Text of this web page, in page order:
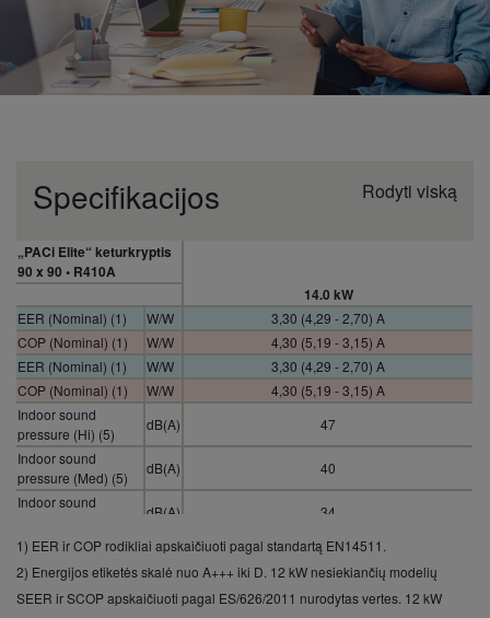
Specifikacijos Rodyti viską
„PACi Elite“ keturkryptis
90 x 90 • R410A
14.0 kW
EER (Nominal) (1) W/W
3,30 (4,29 - 2,70) A
COP (Nominal) (1)
W/W
4,30 (5,19 - 3,15) A
EER (Nominal) (1)
W/W
3,30 (4,29 - 2,70) A
COP (Nominal) (1)
W/W
4,30 (5,19 - 3,15) A
Indoor sound
pressure (Hi) (5)
dB(A)
47
Indoor sound
pressure (Med) (5)
dB(A)
40
Indoor sound
dB(A)
34
Outdoor
recommended fuse
A
16
indoor / outdoor
mm²
2,5
1) EER ir COP rodikliai apskaičiuoti pagal standartą EN14511.
2) Energijos etiketės skalė nuo A+++ iki D. 12 kW nesiekiančių modelių
SEER ir SCOP apskaičiuoti pagal ES/626/2011 nurodytas vertes. 12 kW